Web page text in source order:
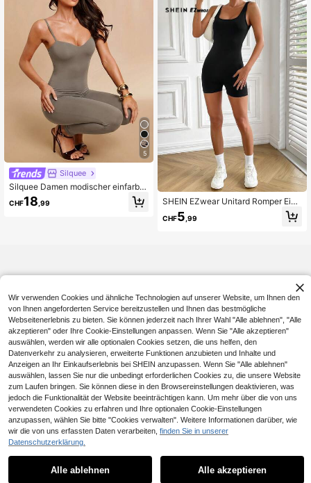
5
Silquee
Silquee Damen modischer einfarbig
er Slim-Fit Jumpsuit, Sommer
CHF18 ,99
aubs- und Büroalltag, geeignet für F
rühling und Sommer, Vintage-Dame
nbekleidung, Damen-Jumpsuit, Pol
ka-Dot-Jumpsuit, Jumpsuit mit Spit
zenbesatz
SHEIN EZwear Unitard Romper Einf
arbig rückenfrei
CHF5 ,99
Wir verwenden Cookies und ähnliche Technologien auf unserer Website, um Ihnen den
von Ihnen angeforderten Service bereitzustellen und Ihnen das bestmögliche
Webseitenerlebnis zu bieten. Sie können jederzeit nach Ihrer Wahl "Alle ablehnen", "Alle
akzeptieren" oder Ihre Cookie-Einstellungen anpassen. Wenn Sie "Alle akzeptieren"
auswählen, werden wir alle optionalen Cookies setzen, die uns helfen, den
Datenverkehr zu analysieren, erweiterte Funktionen anzubieten und Inhalte und
Anzeigen an Ihr Einkaufserlebnis bei SHEIN anzupassen. Wenn Sie "Alle ablehnen"
auswählen, lassen Sie nur die unbedingt erforderlichen Cookies zu, die unsere Website
zum Laufen bringen. Sie können diese in den Browsereinstellungen deaktivieren, was
jedoch die Funktionalität der Website beeinträchtigen kann. Um mehr über die von uns
verwendeten Cookies zu erfahren und Ihre optionalen Cookie-Einstellungen
anzupassen, wählen Sie bitte "Cookies verwalten". Weitere Informationen darüber, wie
wir die von uns erfassten Daten verarbeiten, finden Sie in unserer
Datenschutzerklärung.
Alle ablehnen Alle akzeptieren